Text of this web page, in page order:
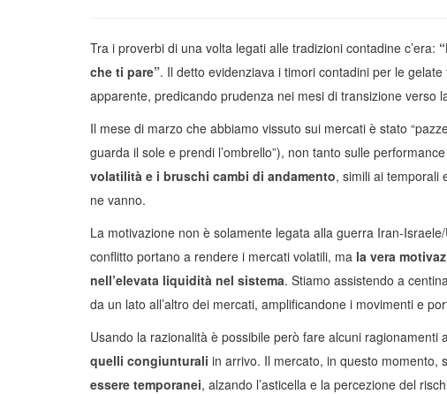
Tra i proverbi di una volta legati alle tradizioni contadine c’era:
che ti pare”. Il detto evidenziava i timori contadini per le
apparente, predicando prudenza nei mesi di transizione verso
Il mese di marzo che abbiamo vissuto sui mercati è stato
guarda il sole e prendi l’ombrello”), non tanto sulle
volatilità e i bruschi cambi di andamento, simili ai temporali
ne vanno.
La motivazione non è solamente legata alla guerra Iran-
conflitto portano a rendere i mercati volatili, ma la vera
nell’elevata liquidità nel sistema. Stiamo assistendo a
da un lato all’altro dei mercati, amplificandone i movimenti e
Usando la razionalità è possibile però fare alcuni
quelli congiunturali in arrivo. Il mercato, in questo momento,
essere temporanei, alzando l’asticella e la percezione del